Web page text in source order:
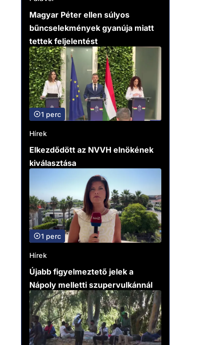
Magyar Péter ellen súlyos
bűncselekmények gyanúja miatt
tettek feljelentést
1 perc
Hírek
Elkezdődött az NVVH elnökének
kiválasztása
1 perc
Hírek
Újabb figyelmeztető jelek a
Nápoly melletti szupervulkánnál